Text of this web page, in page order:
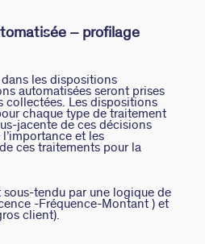
– profilage
les dispositions
automatisées seront prises
collectées. Les dispositions
chaque type de traitement
jacente de ces décisions
et les
ces traitements pour la
sous-tendu par une logique de
-Fréquence-Montant ) et
client).